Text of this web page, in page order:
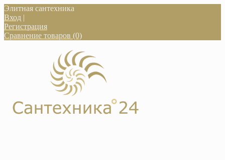
Элитная сантехника
Вход |
Регистрация
Сравнение товаров (0)